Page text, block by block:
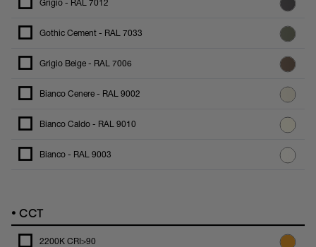
Grigio - RAL 7012
Gothic Cement - RAL 7033
Grigio Beige - RAL 7006
Bianco Cenere - RAL 9002
Bianco Caldo - RAL 9010
Bianco - RAL 9003
• CCT
2200K CRI>90